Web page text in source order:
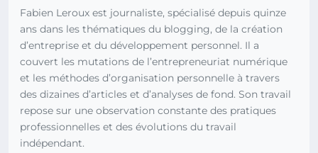
Fabien Leroux est journaliste, spécialisé depuis quinze
ans dans les thématiques du blogging, de la création
d’entreprise et du développement personnel. Il a
couvert les mutations de l’entrepreneuriat numérique
et les méthodes d’organisation personnelle à travers
des dizaines d’articles et d’analyses de fond. Son travail
repose sur une observation constante des pratiques
professionnelles et des évolutions du travail
indépendant.